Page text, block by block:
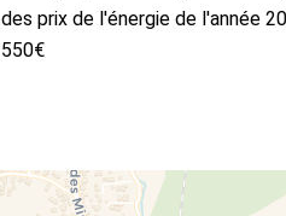
des prix de l'énergie de l'année
550€